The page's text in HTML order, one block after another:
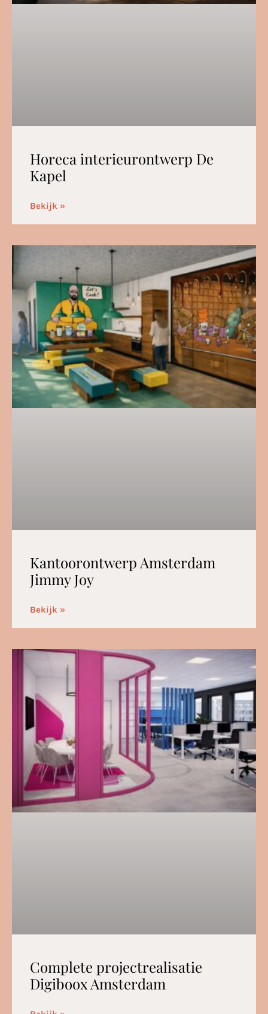
Horeca interieurontwerp De
Kapel
Bekijk »
Kantoorontwerp Amsterdam
Jimmy Joy
Bekijk »
Complete projectrealisatie
Digiboox Amsterdam